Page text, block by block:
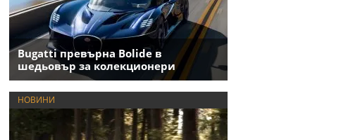
Bugatti превърна Bolide в
шедьовър за колекционери
НОВИНИ